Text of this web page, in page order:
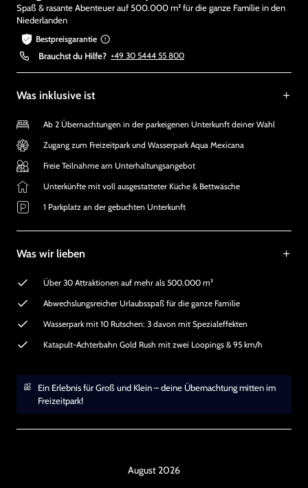
Spaß & rasante Abenteuer auf 500.000 m² für die ganze Familie in den
Niederlanden
Bestpreisgarantie
Brauchst du Hilfe? +49 30 5444 55 800
Was inklusive ist
Ab 2 Übernachtungen in der parkeigenen Unterkunft deiner Wahl
Zugang zum Freizeitpark und Wasserpark Aqua Mexicana
Freie Teilnahme am Unterhaltungsangebot
Unterkünfte mit voll ausgestatteter Küche & Bettwäsche
1 Parkplatz an der gebuchten Unterkunft
Was wir lieben
Über 30 Attraktionen auf mehr als 500.000 m²
Abwechslungsreicher Urlaubsspaß für die ganze Familie
Wasserpark mit 10 Rutschen: 3 davon mit Spezialeffekten
Katapult-Achterbahn Gold Rush mit zwei Loopings & 95 km/h
Ein Erlebnis für Groß und Klein – deine Übernachtung mitten im
Freizeitpark!
August 2026